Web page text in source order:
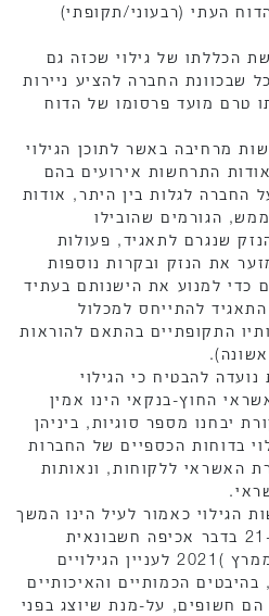
העתי (רבעוני/תקופתי)
הכללתו של גילוי שכזה גם
שבכוונת החברה להציע ניירות
טרם מועד פרסומו של הדוח
מרחיבה באשר לתוכן הגילוי
אודות התרחשות אירועים בהם
החברה לגלות בין היתר, אודות
הגורמים שהובילו
שנגרם לתאגיד, פעולות
את הנזק ובקרות נוספות
כדי למנוע את הישנותם בעתיד
להתייחס למכלול
התקופתיים בהתאם להוראות
להבטיח כי הגילוי
החוץ-בנקאי הינו אמין
יבחנו מספר סוגיות, ביניהן
בדוחות הכספיים של החברות
האשראי ללקוחות, ונאותות
הגילוי כאמור לעיל הינו המשך
של החלטת הרשות 21-1 בדבר אכיפה חשבונאית
לתאגידים מדווחים (ממרץ )2021 לעניין הגילויים
הכמותיים והאיכותיים
הם חשופים, על-מנת שיוצג בפני